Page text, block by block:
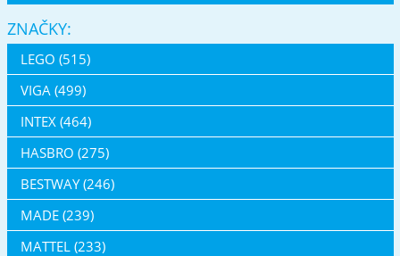
ZNAČKY:
LEGO (515)
VIGA (499)
INTEX (464)
HASBRO (275)
BESTWAY (246)
MADE (239)
MATTEL (233)